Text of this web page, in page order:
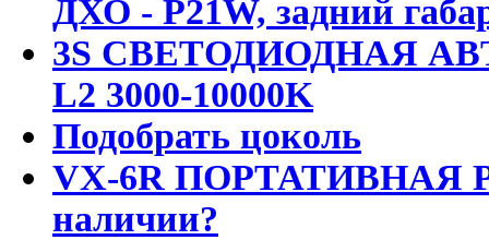
ДХО - P21W, задний
3S СВЕТОДИОДНАЯ
L2 3000-10000K
Подобрать цоколь
VX-6R ПОРТАТИВНАЯ
наличии?